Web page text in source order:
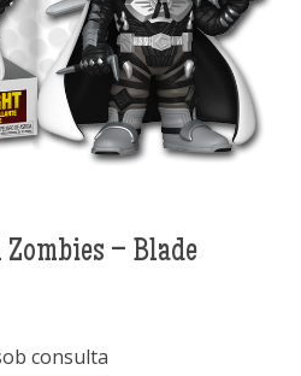
– Blade
consulta